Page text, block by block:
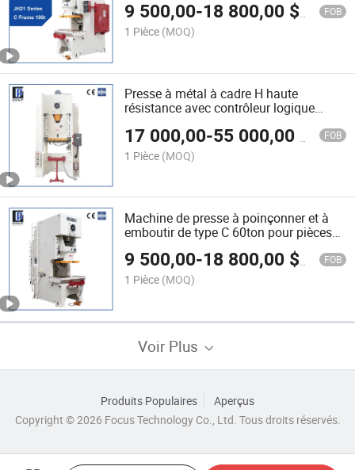
9 500,00-18 800,00 $US FOB
1 Pièce (MOQ)
Presse à métal à cadre H haute
résistance avec contrôleur logique
optionnel de rideau lumineux
17 000,00-55 000,00 FOB
1 Pièce (MOQ)
Machine de presse à poinçonner et à
emboutir de type C 60ton pour pièces
9 500,00-18 800,00 $US FOB
1 Pièce (MOQ)
Voir Plus
Produits Populaires
Aperçus
Copyright © 2026 Focus Technology Co., Ltd. Tous droits réservés.